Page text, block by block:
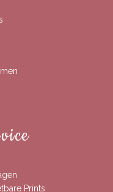
Prints